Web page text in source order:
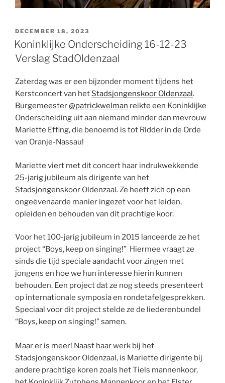
GEPLAATST
OP
DECEMBER 18, 2023
Koninklijke Onderscheiding 16-12-23
Verslag StadOldenzaal
Zaterdag was er een bijzonder moment tijdens het
Kerstconcert van het Stadsjongenskoor Oldenzaal.
Burgemeester@patrickwelman reikte een Koninklijke
Onderscheiding uit aan niemand minder dan mevrouw
Mariette Effing, die benoemd is tot Ridder in de Orde
van Oranje-Nassau!
Mariette viert met dit concert haar indrukwekkende
25-jarig jubileum als dirigente van het
Stadsjongenskoor Oldenzaal. Ze heeft zich op een
ongeëvenaarde manier ingezet voor het leiden,
opleiden en behouden van dit prachtige koor.
Voor het 100-jarig jubileum in 2015 lanceerde ze het
project “Boys, keep on singing!” Hiermee vraagt ze
sinds die tijd speciale aandacht voor zingen met
jongens en hoe we hun interesse hierin kunnen
behouden. Een project dat ze nog steeds presenteert
op internationale symposia en rondetafelgesprekken.
Speciaal voor dit project stelde ze de liederenbundel
“Boys, keep on singing!” samen.
Maar er is meer! Naast haar werk bij het
Stadsjongenskoor Oldenzaal, is Mariette dirigente bij
andere prachtige koren zoals het Tiels mannenkoor,